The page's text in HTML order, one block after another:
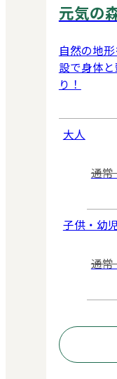
元気の
自然の地
設で身体
り！
大人
通
子供・幼
通